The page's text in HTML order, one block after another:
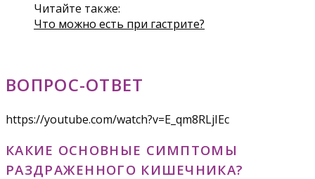
Читайте также:
Что можно есть при гастрите?
ВОПРОС-ОТВЕТ
https://youtube.com/watch?v=E_qm8RLjIEc
КАКИЕ ОСНОВНЫЕ СИМПТОМЫ
РАЗДРАЖЕННОГО КИШЕЧНИКА?